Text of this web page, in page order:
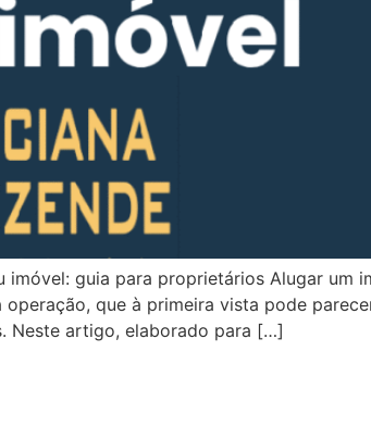
imóvel: guia para proprietários Alugar um
que à primeira vista pode
Neste artigo, elaborado para […]